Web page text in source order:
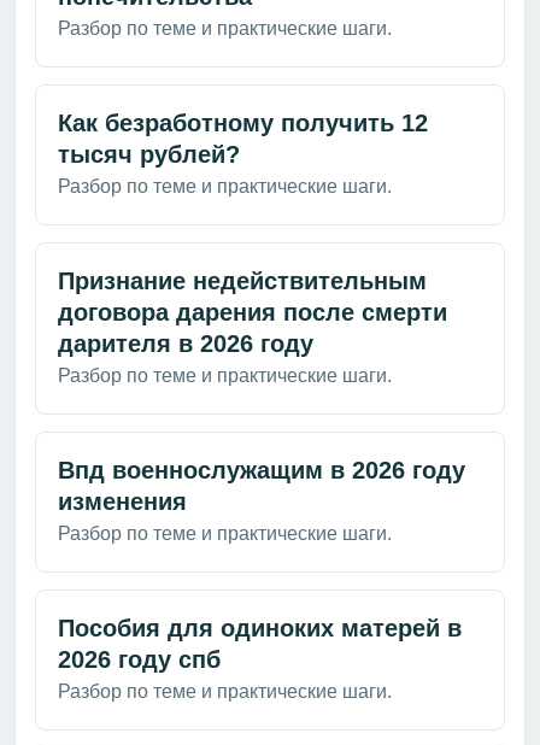
Разбор по теме и практические шаги.
Как безработному получить 12
тысяч рублей?
Разбор по теме и практические шаги.
Признание недействительным
договора дарения после смерти
дарителя в 2026 году
Разбор по теме и практические шаги.
Впд военнослужащим в 2026 году
изменения
Разбор по теме и практические шаги.
Пособия для одиноких матерей в
2026 году спб
Разбор по теме и практические шаги.